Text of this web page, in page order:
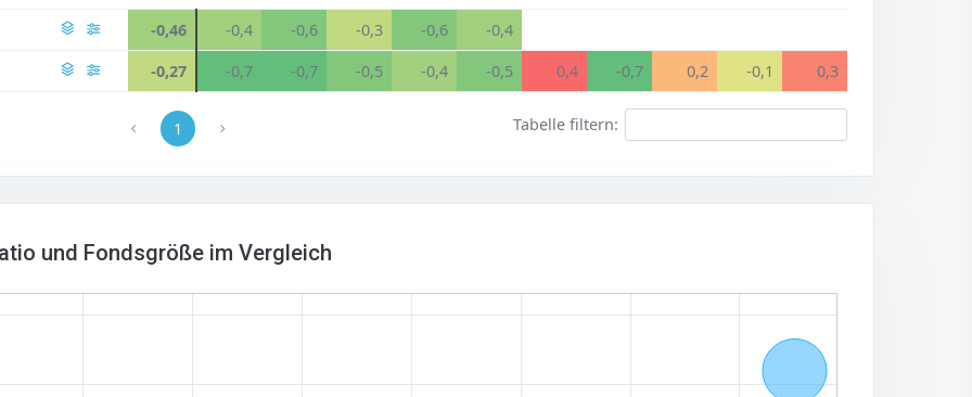
-0,46 -0,4 -0,6 -0,3 -0,6 -0,4
-0,27 -0,7 -0,7 -0,5 -0,4 -0,5 0,4 -0,7 0,2 -0,1 0,3
Tabelle filtern:
1
und Fondsgröße im Vergleich